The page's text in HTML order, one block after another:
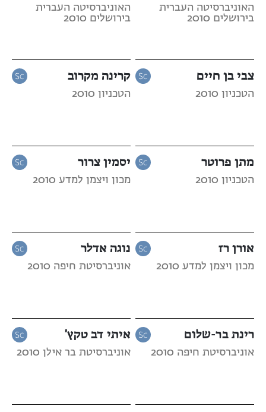
האוניברסיטה העברית
בירושלים 2010
האוניברסיטה העברית
בירושלים 2010
צבי בן חיים
הטכניון 2010
קרינה מקרוב
הטכניון 2010
מתן פרוטר
הטכניון 2010
יסמין צרור
מכון ויצמן למדע 2010
אורן רז
מכון ויצמן למדע 2010
נוגה אדלר
אוניברסיטת חיפה 2010
רינת בר-שלום
אוניברסיטת חיפה 2010
איתי דב טקץ'
אוניברסיטת בר אילן 2010